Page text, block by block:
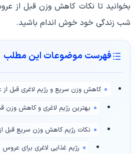
بخوانید تا نکات کاهش وزن قبل از
شب زندگی خود خوش اندام باشید.
فهرست موضوعات این مطلب
کاهش وزن سریع و رژیم لاغری قبل
بهترین رژیم لاغری و کاهش وزن
نکات رژیم کاهش وزن سریع قبل
رژیم غذایی لاغری برای عروس